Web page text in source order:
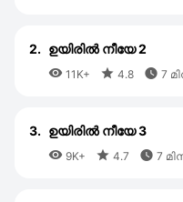
2. ഉയിരിൽ നീയേ 2
 11K+  4.8  7
3. ഉയിരിൽ നീയേ 3
 9K+  4.7  7